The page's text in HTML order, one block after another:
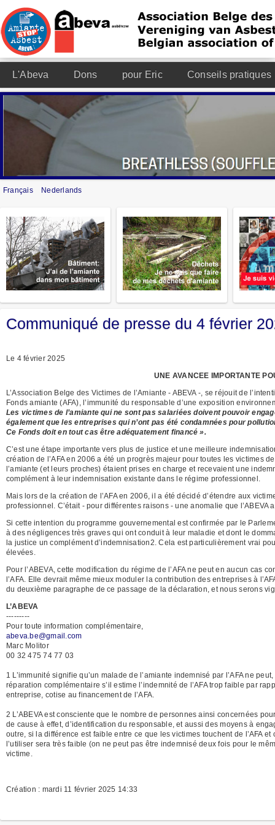
L'Abeva Dons pour Eric Conseils pratiques
Français Nederlands
Communiqué de presse du 4 février
Le 4 février 2025
UNE AVANCEE IMPORTANTE
L’Association Belge des Victimes de l’Amiante - ABEVA -, se réjouit de
Fonds amiante (AFA), l’immunité du responsable d’une exposition
Les victimes de l’amiante qui ne sont pas salariées doivent pouvoir
également que les entreprises qui n’ont pas été condamnées pour
Ce Fonds doit en tout cas être adéquatement financé ».
C’est une étape importante vers plus de justice et une meilleure
création de l’AFA en 2006 a été un progrès majeur pour toutes les victimes
l’amiante (et leurs proches) étaient prises en charge et recevaient une
complément à leur indemnisation existante dans le régime professionnel.
Mais lors de la création de l’AFA en 2006, il a été décidé d’étendre aux
professionnel. C’était - pour différentes raisons - une anomalie que l’ABEVA
Si cette intention du programme gouvernemental est confirmée par le
à des négligences très graves qui ont conduit à leur maladie et dont le
la justice un complément d’indemnisation2. Cela est particulièrement vrai
élevées.
Pour l’ABEVA, cette modification du régime de l’AFA ne peut en aucun
l’AFA. Elle devrait même mieux moduler la contribution des entreprises à
du deuxième paragraphe de ce passage de la déclaration, et nous serons
L’ABEVA
---------
Pour toute information complémentaire,
abeva.be@gmail.com
Marc Molitor
00 32 475 74 77 03
1 L’immunité signifie qu’un malade de l’amiante indemnisé par l’AFA ne
réparation complémentaire s’il estime l’indemnité de l’AFA trop faible par
entreprise, cotise au financement de l’AFA.
2 L’ABEVA est consciente que le nombre de personnes ainsi concernées
de cause à effet, d’identification du responsable, et aussi des moyens à
outre, si la différence est faible entre ce que les victimes touchent de l’AFA
l’utiliser sera très faible (on ne peut pas être indemnisé deux fois pour le
victime.
Création : mardi 11 février 2025 14:33